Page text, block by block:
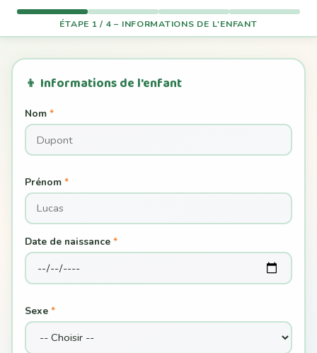
ÉTAPE 1 / 4 – INFORMATIONS DE L'ENFANT
👦 Informations de l'enfant
Nom*
Prénom*
Date de naissance*
Sexe*